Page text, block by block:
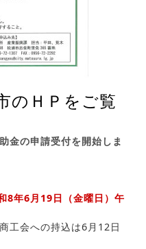
のＨＰをご覧
金の申請受付を開始しま
8年6月19日（金曜日）午
工会への持込は6月12日